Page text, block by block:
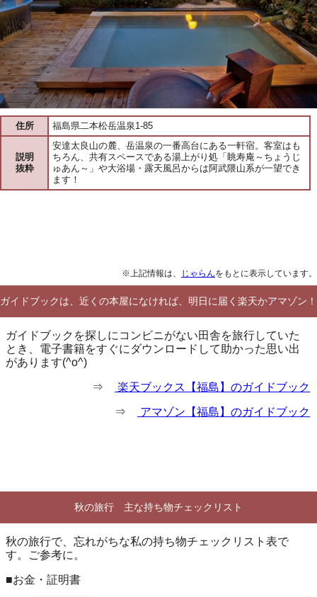
住所 福島県二本松岳温泉1-85
説明
抜粋
安達太良山の麓、岳温泉の一番高台にある一軒宿。客室はも
ちろん、共有スペースである湯上がり処「眺寿庵～ちょうじ
ゅあん～」や大浴場・露天風呂からは阿武隈山系が一望でき
ます！
※上記情報は、 じゃらんをもとに表示しています。
ガイドブックは、近くの本屋になければ、明日に届く楽天かアマゾン！
ガイドブックを探しにコンビニがない田舎を旅行していた
とき、電子書籍をすぐにダウンロードして助かった思い出
があります(^o^)
⇒ 楽天ブックス【福島】のガイドブック
⇒ アマゾン【福島】のガイドブック
秋の旅行 主な持ち物チェックリスト
秋の旅行で、忘れがちな私の持ち物チェックリスト表で
す。ご参考に。
■お金・証明書